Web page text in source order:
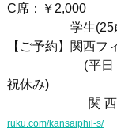
C席：￥ 2,000
学生(25
【ご予約】関西
(平日 10:00
祝休み)
関西フ
ruku.com/kansaiphil-s/